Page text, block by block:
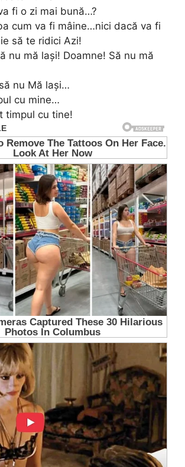
fi o zi mai bună…?
cum va fi mâine…nici dacă va fi
să te ridici Azi!
nu mă laşi! Doamne! Să nu mă
nu Mă laşi…
cu mine…
timpul cu tine!